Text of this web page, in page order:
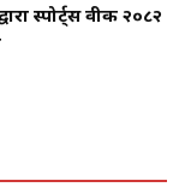
स्पोर्ट्स वीक २०८२